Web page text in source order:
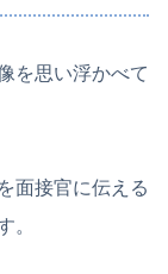
を思い浮かべて
面接官に伝える
。